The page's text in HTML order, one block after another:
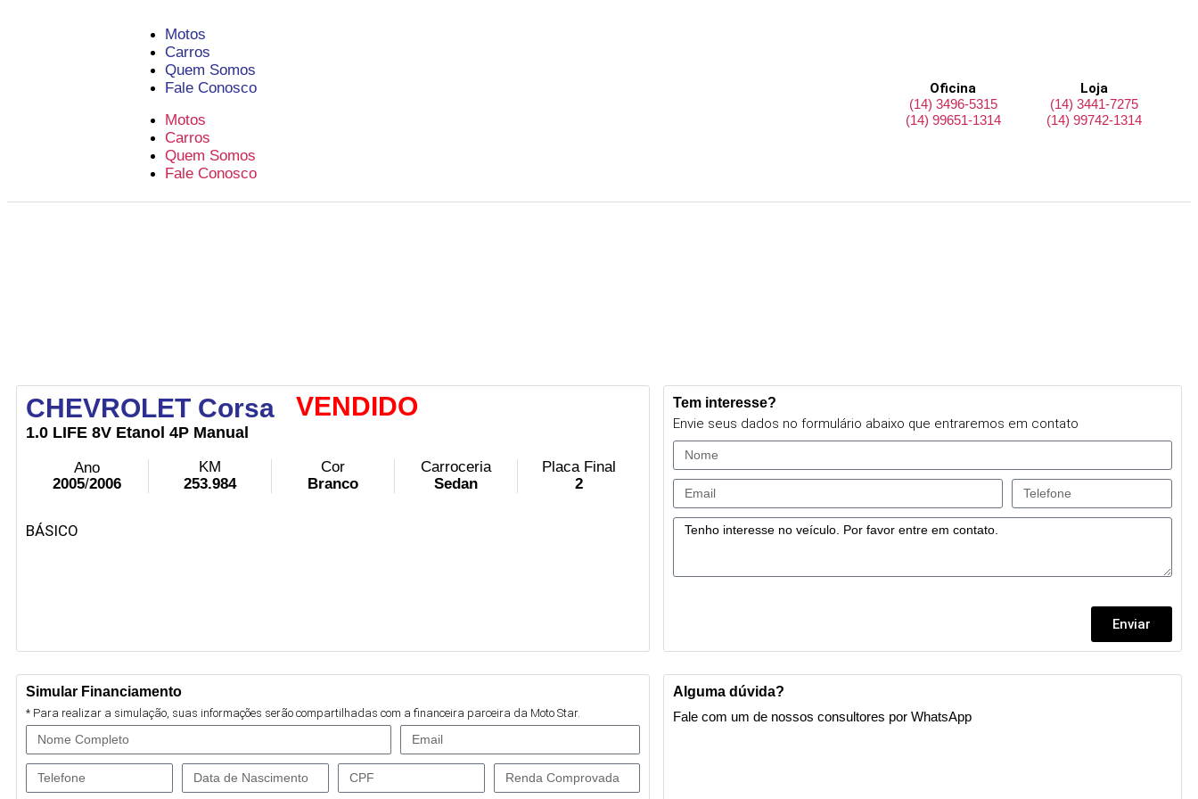
Motos
Carros
Quem Somos
Fale Conosco
Motos
Carros
Quem Somos
Fale Conosco
Oficina
(14) 3496-5315
(14) 99651-1314
Loja
(14) 3441-7275
(14) 99742-1314
CHEVROLET Corsa VENDIDO
1.0 LIFE 8V Etanol 4P Manual
Ano
2005/2006
KM
253.984
Cor
Branco
Carroceria
Sedan
Placa Final
2
BÁSICO
Tem interesse?
Envie seus dados no formulário abaixo que entraremos em contato
Enviar
Simular Financiamento
* Para realizar a simulação, suas informações serão compartilhadas com a financeira parceira da Moto Star.
Alguma dúvida?
Fale com um de nossos consultores por WhatsApp